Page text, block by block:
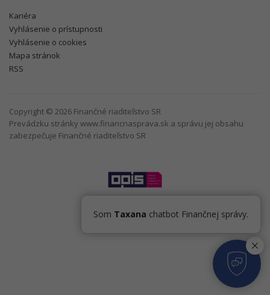
Kariéra
Vyhlásenie o prístupnosti
Vyhlásenie o cookies
Mapa stránok
RSS
Copyright © 2026 Finančné riaditeľstvo SR
Prevádzku stránky www.financnasprava.sk a správu jej obsahu
zabezpečuje Finančné riaditeľstvo SR
Som Taxana chatbot Finančnej správy.